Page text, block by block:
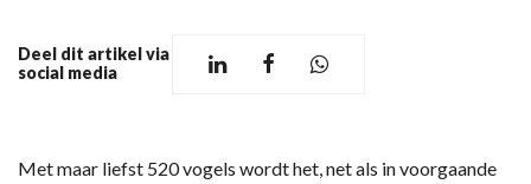
Deel dit artikel via
social media
Met maar liefst 520 vogels wordt het, net als in voorgaande